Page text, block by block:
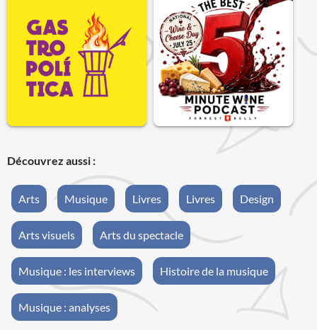
Découvrez aussi :
Arts Musique Livres Livres Design
Arts visuels Arts du spectacle
Musique : les interviews Histoire de la musique
Musique : analyses